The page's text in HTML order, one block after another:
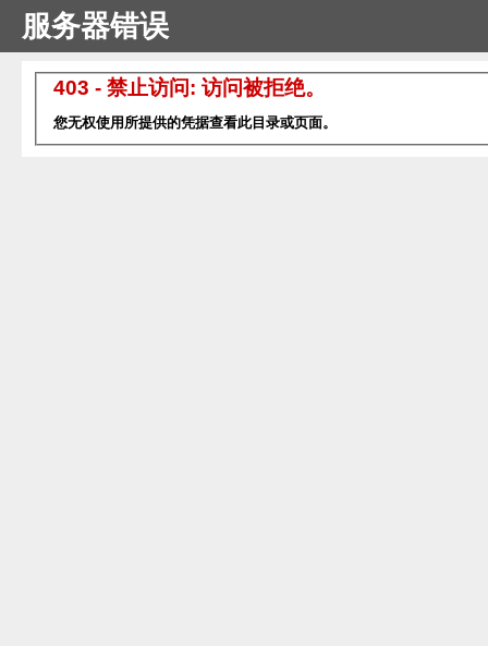
服务器错误
403 - 禁止访问: 访问被拒绝。
您无权使用所提供的凭据查看此目录或页面。